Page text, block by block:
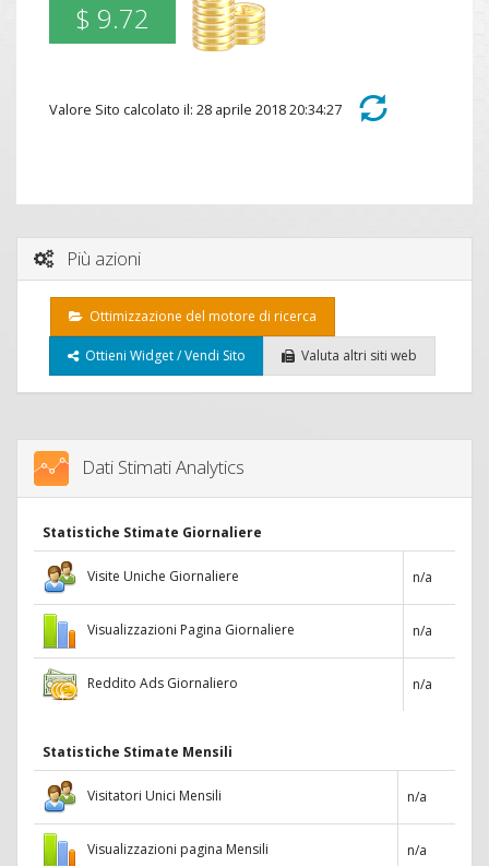
$ 9.72
Valore Sito calcolato il: 28 aprile 2018 20:34:27
Più azioni
Ottimizzazione del motore di ricerca
Ottieni Widget / Vendi Sito Valuta altri siti web
Dati Stimati Analytics
Statistiche Stimate Giornaliere
Visite Uniche Giornaliere n/a
Visualizzazioni Pagina Giornaliere n/a
Reddito Ads Giornaliero n/a
Statistiche Stimate Mensili
Visitatori Unici Mensili n/a
Visualizzazioni pagina Mensili n/a